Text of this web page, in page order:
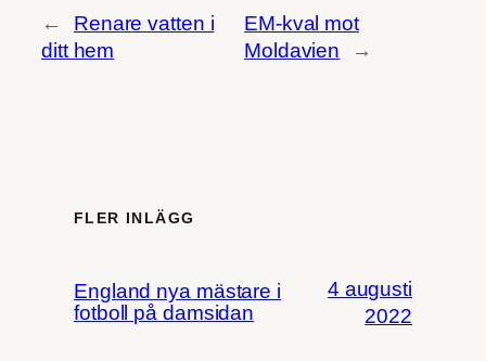
←
Renare vatten i
ditt hem
EM-kval mot
Moldavien
→
FLER INLÄGG
England nya mästare i
fotboll på damsidan
4 augusti
2022